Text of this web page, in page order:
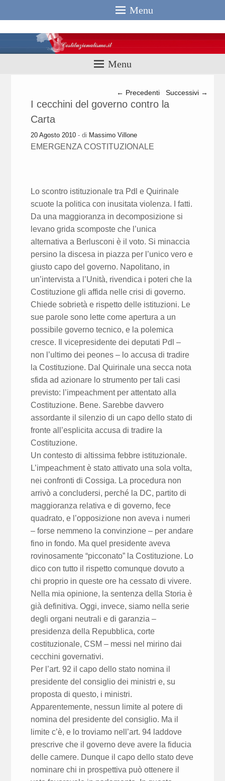
Menu
Menu
Navigazione articolo
← Precedenti Successivi →
I cecchini del governo contro la
Carta
20 Agosto 2010 - di Massimo Villone
EMERGENZA COSTITUZIONALE
Lo scontro istituzionale tra Pdl e Quirinale
scuote la politica con inusitata violenza. I fatti.
Da una maggioranza in decomposizione si
levano grida scomposte che l’unica
alternativa a Berlusconi è il voto. Si minaccia
persino la discesa in piazza per l’unico vero e
giusto capo del governo. Napolitano, in
un’intervista a l’Unità, rivendica i poteri che la
Costituzione gli affida nelle crisi di governo.
Chiede sobrietà e rispetto delle istituzioni. Le
sue parole sono lette come apertura a un
possibile governo tecnico, e la polemica
cresce. Il vicepresidente dei deputati Pdl –
non l’ultimo dei peones – lo accusa di tradire
la Costituzione. Dal Quirinale una secca nota
sfida ad azionare lo strumento per tali casi
previsto: l’impeachment per attentato alla
Costituzione. Bene. Sarebbe davvero
assordante il silenzio di un capo dello stato di
fronte all’esplicita accusa di tradire la
Costituzione.
Un contesto di altissima febbre istituzionale.
L’impeachment è stato attivato una sola volta,
nei confronti di Cossiga. La procedura non
arrivò a concludersi, perché la DC, partito di
maggioranza relativa e di governo, fece
quadrato, e l’opposizione non aveva i numeri
– forse nemmeno la convinzione – per andare
fino in fondo. Ma quel presidente aveva
rovinosamente “picconato” la Costituzione. Lo
dico con tutto il rispetto comunque dovuto a
chi proprio in queste ore ha cessato di vivere.
Nella mia opinione, la sentenza della Storia è
già definitiva. Oggi, invece, siamo nella serie
degli organi neutrali e di garanzia –
presidenza della Repubblica, corte
costituzionale, CSM – messi nel mirino dai
cecchini governativi.
Per l’art. 92 il capo dello stato nomina il
presidente del consiglio dei ministri e, su
proposta di questo, i ministri.
Apparentemente, nessun limite al potere di
nomina del presidente del consiglio. Ma il
limite c’è, e lo troviamo nell’art. 94 laddove
prescrive che il governo deve avere la fiducia
delle camere. Dunque il capo dello stato deve
nominare chi in prospettiva può ottenere il